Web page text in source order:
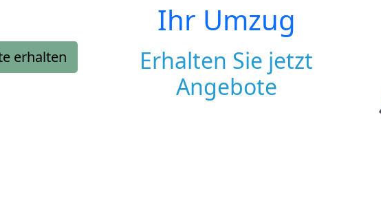
erhalten
Ihr Umzug
Erhalten Sie jetzt
Angebote